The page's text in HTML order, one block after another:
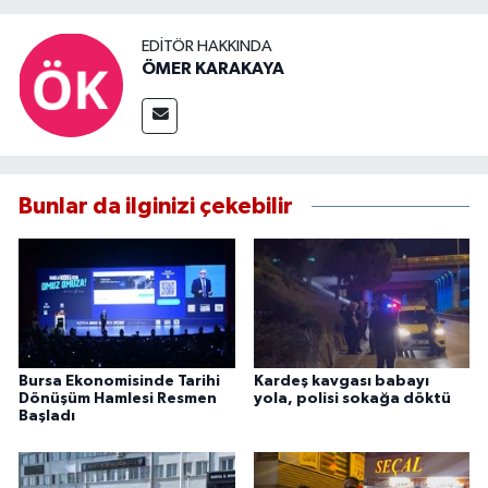
EDITÖR HAKKINDA
ÖMER KARAKAYA
Bunlar da ilginizi çekebilir
Bursa Ekonomisinde Tarihi
Dönüşüm Hamlesi Resmen
Başladı
Kardeş kavgası babayı
yola, polisi sokağa döktü